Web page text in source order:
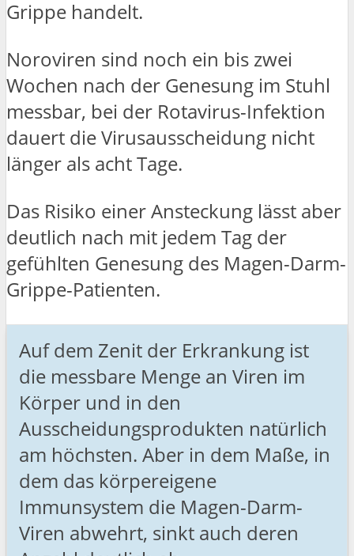
Grippe handelt.
Noroviren sind noch ein bis zwei
Wochen nach der Genesung im Stuhl
messbar, bei der Rotavirus-Infektion
dauert die Virusausscheidung nicht
länger als acht Tage.
Das Risiko einer Ansteckung lässt aber
deutlich nach mit jedem Tag der
gefühlten Genesung des Magen-Darm-
Grippe-Patienten.
Auf dem Zenit der Erkrankung ist
die messbare Menge an Viren im
Körper und in den
Ausscheidungsprodukten natürlich
am höchsten. Aber in dem Maße, in
dem das körpereigene
Immunsystem die Magen-Darm-
Viren abwehrt, sinkt auch deren